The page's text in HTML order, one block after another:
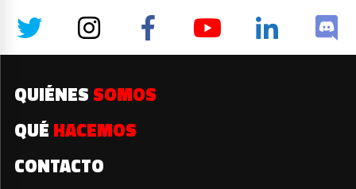
QUIÉNES SOMOS
QUÉ HACEMOS
CONTACTO